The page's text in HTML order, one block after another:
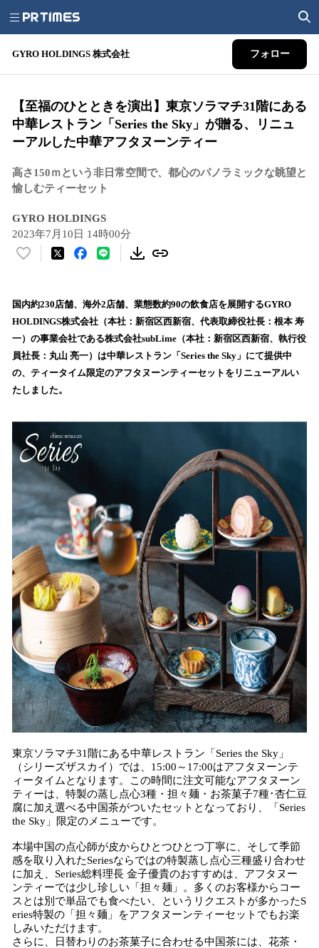
GYRO HOLDINGS 株式会社 フォロー
【至福のひとときを演出】東京ソラマチ31階にある
中華レストラン「Series the Sky」が贈る、リニュ
ーアルした中華アフタヌーンティー
高さ150ｍという非日常空間で、都心のパノラミックな眺望と
愉しむティーセット
GYRO HOLDINGS
2023年7月10日 14時00分
い
！
数
を
読
込
み
で
す
国内約230店舗、海外2店舗、業態数約90の飲⾷店を展開するGYRO
HOLDINGS株式会社（本社：新宿区⻄新宿、代表取締役社⻑：根本 寿
⼀）の事業会社である株式会社subLime（本社：新宿区⻄新宿、執行役
員社⻑：丸⼭ 亮⼀）は中華レストラン「Series the Sky」にて提供中
の、ティータイム限定のアフタヌーンティーセットをリニューアルい
たしました。
東京ソラマチ31階にある中華レストラン「Series the Sky」
（シリーズザスカイ）では、15:00～17:00はアフタヌーンテ
ィータイムとなります。この時間に注文可能なアフタヌーン
ティーは、特製の蒸し点心3種・担々麺・お茶菓子7種･杏仁豆
腐に加え選べる中国茶がついたセットとなっており、「Series
the Sky」限定のメニューです。
本場中国の点心師が皮からひとつひとつ丁寧に、そして季節
感を取り入れたSeriesならではの特製蒸し点心三種盛り合わせ
に加え、Series総料理⻑ ⾦⼦優貴のおすすめは、アフタヌー
ンティーでは少し珍しい「担々麺」。多くのお客様からコー
スとは別で単品でも食べたい、というリクエストが多かったS
eries特製の「担々麺」をアフタヌーンティーセットでもお楽
しみいただけます。
さらに、日替わりのお茶菓子に合わせる中国茶には、花茶・